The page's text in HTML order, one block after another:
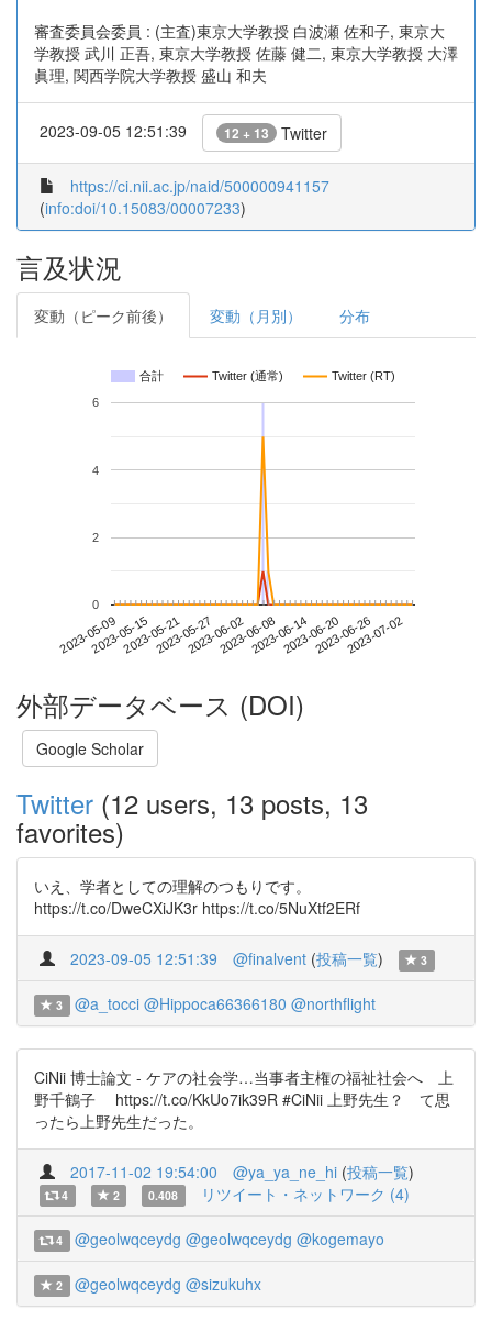
審査委員会委員 : (主査)東京大学教授 白波瀬 佐和子, 東京大
学教授 武川 正吾, 東京大学教授 佐藤 健二, 東京大学教授 大澤
眞理, 関西学院大学教授 盛山 和夫
2023-09-05 12:51:39 12 + 13 Twitter
https://ci.nii.ac.jp/naid/500000941157
(info:doi/10.15083/00007233)
言及状況
変動（ピーク前後） 変動（月別） 分布
合計 Twitter (通常) Twitter (RT)
2023-05-092023-05-152023-05-212023-05-272023-06-022023-06-082023-06-142023-06-202023-06-262023-07-02
0
2
4
6
外部データベース (DOI)
Google Scholar
Twitter (12 users, 13 posts, 13
favorites)
いえ、学者としての理解のつもりです。
https://t.co/DweCXiJK3r https://t.co/5NuXtf2ERf
2023-09-05 12:51:39 @finalvent (投稿一覧) 3
3 @a_tocci @Hippoca66366180 @northflight
CiNii 博士論文 - ケアの社会学…当事者主権の福祉社会へ 上
野千鶴子 https://t.co/KkUo7ik39R #CiNii 上野先生？ て思
ったら上野先生だった。
2017-11-02 19:54:00 @ya_ya_ne_hi (投稿一覧)
4 2 0.408 リツイート・ネットワーク (4)
4 @geolwqceydg @geolwqceydg @kogemayo
2 @geolwqceydg @sizukuhx